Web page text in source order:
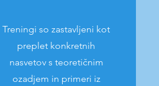
Treningi so zastavljeni kot
preplet konkretnih
nasvetov s teoretičnim
ozadjem in primeri iz